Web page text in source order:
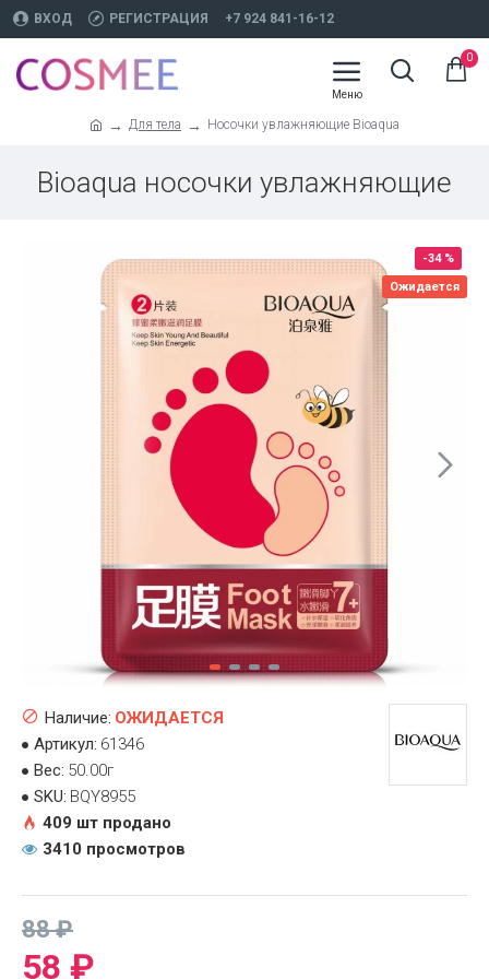
ВХОД РЕГИСТРАЦИЯ +7 924 841-16-12
0
Для тела Носочки увлажняющие Bioaqua
Bioaqua носочки увлажняющие
-34 %
Ожидается
58 ₽
88 ₽
Наличие: ОЖИДАЕТСЯ
Артикул: 61346
Вес: 50.00г
SKU: BQY8955
409 шт продано
3410 просмотров